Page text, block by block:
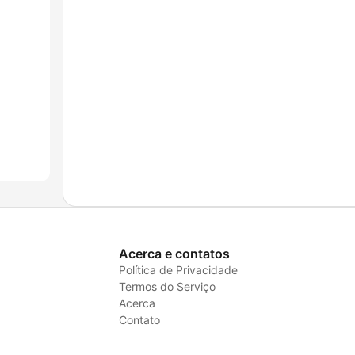
Acerca e contatos
Política de Privacidade
Termos do Serviço
Acerca
Contato